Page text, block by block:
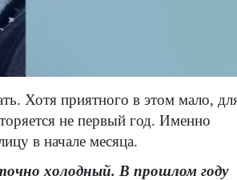
Хотя приятного в этом мало,
не первый год. Именно
в начале месяца.
холодный. В прошлом году